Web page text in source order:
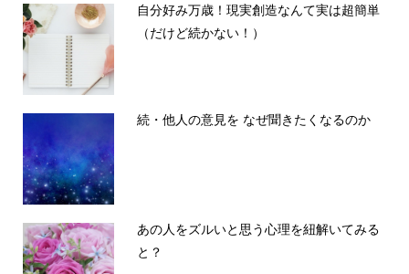
自分好み万歳！現実創造なんて実は超簡単
（だけど続かない！）
続・他人の意見を なぜ聞きたくなるのか
あの人をズルいと思う心理を紐解いてみる
と？